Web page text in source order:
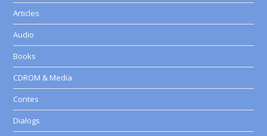
Articles
Audio
Books
CDROM & Media
Contes
Dialogs